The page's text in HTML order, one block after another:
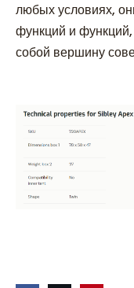
любых условиях,
функций и
собой вершину